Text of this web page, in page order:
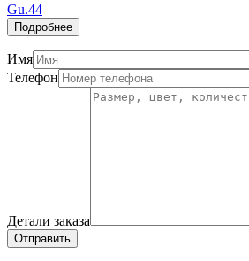
Gu.44
Подробнее
Имя
Телефон
Детали заказа
Отправить